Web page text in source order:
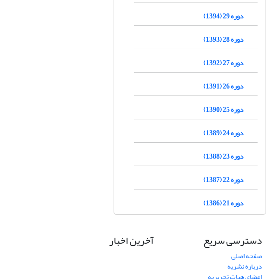
دوره 29 (1394)
دوره 28 (1393)
دوره 27 (1392)
دوره 26 (1391)
دوره 25 (1390)
دوره 24 (1389)
دوره 23 (1388)
دوره 22 (1387)
دوره 21 (1386)
دسترسی سریع
صفحه اصلی
درباره نشریه
آخرین اخبار